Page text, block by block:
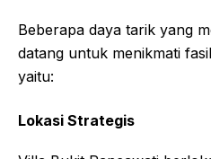
Beberapa daya tarik yang
datang untuk menikmati
yaitu:
Lokasi Strategis